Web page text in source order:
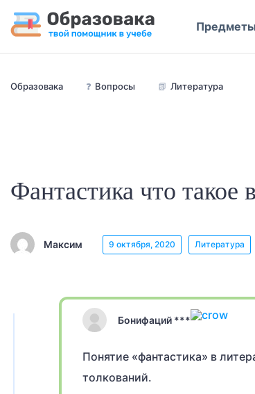
Образовака ❓ Вопросы 📗 Литература
Фантастика что такое
Максим 9 октября, 2020 Литература
Бонифаций ***
Понятие «фантастика» в
толкований.
Предметы